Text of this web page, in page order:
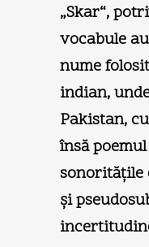
„Skar“,
vocabule
nume
indian,
Pakistan,
însă
sonorităţile
şi